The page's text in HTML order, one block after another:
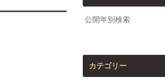
公開年別検索
カテゴリー